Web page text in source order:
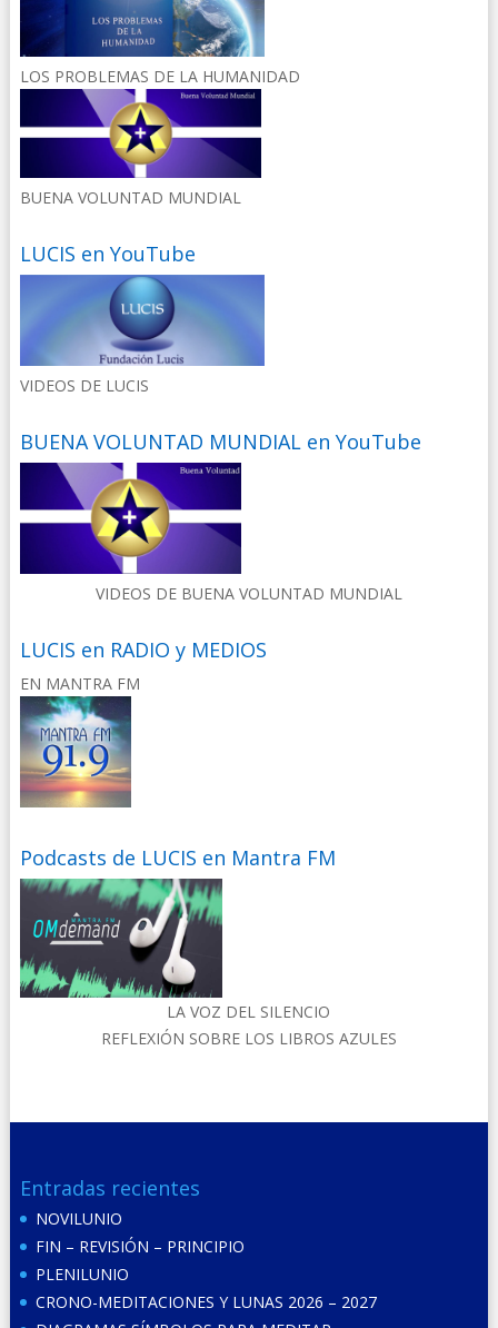
LOS PROBLEMAS DE LA HUMANIDAD
BUENA VOLUNTAD MUNDIAL
LUCIS en YouTube
VIDEOS DE LUCIS
BUENA VOLUNTAD MUNDIAL en YouTube
VIDEOS DE BUENA VOLUNTAD MUNDIAL
LUCIS en RADIO y MEDIOS
EN MANTRA FM
Podcasts de LUCIS en Mantra FM
LA VOZ DEL SILENCIO
REFLEXIÓN SOBRE LOS LIBROS AZULES
Entradas recientes
NOVILUNIO
FIN – REVISIÓN – PRINCIPIO
PLENILUNIO
CRONO-MEDITACIONES Y LUNAS 2026 – 2027